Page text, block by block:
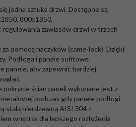
jedna sztuka drzwi. Dostępne są
800x1850,
regulowania zawiasów drzwi w trzech
pomocą haczyków (came-lock). Dzięki
Podłoga i panele sufitowe
panele, aby zapewnić bardziej
ścian paneli wykonane jest z
podczas gdy panele podłogi
stalą nierdzewną AISI 304 z
wnętrza dla lepszego rozłożenia